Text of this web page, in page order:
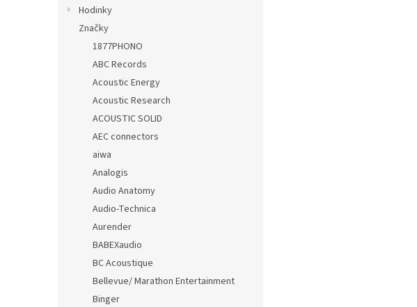
Hodinky
Značky
1877PHONO
ABC Records
Acoustic Energy
Acoustic Research
ACOUSTIC SOLID
AEC connectors
aiwa
Analogis
Audio Anatomy
Audio-Technica
Aurender
BABEXaudio
BC Acoustique
Bellevue/ Marathon Entertainment
Binger